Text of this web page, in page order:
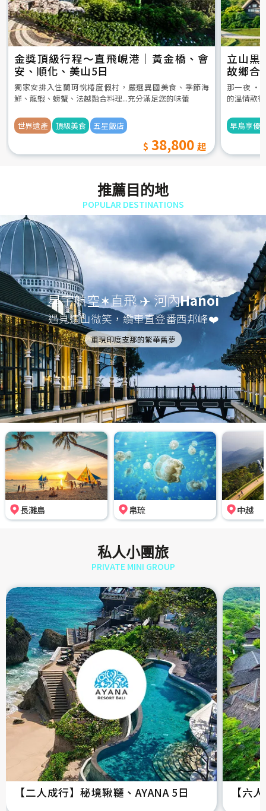
金獎頂級行程～直飛峴港｜黃金橋、會
安、順化、美山5日
獨家安排入住蘭珂悅椿度假村，嚴選異國美食、季節海
鮮、龍蝦、螃蟹、法越融合料理...充分滿足您的味蕾
世界遺產 頂級美食 五星飯店
38,800
立山黒
故鄉合
5日
那一夜 ‧
的溫情款
早鳥享優
推薦目的地
POPULAR DESTINATIONS
星宇航空✶直飛 ✈️ 河內Hanoi
遇見遠山微笑，纜車直登番西邦峰❤️
重現印度支那的繁華舊夢
長灘島 帛琉 中越
私人小團旅
PRIVATE MINI GROUP
【二人成行】秘境鞦韆、AYANA 5日 【六